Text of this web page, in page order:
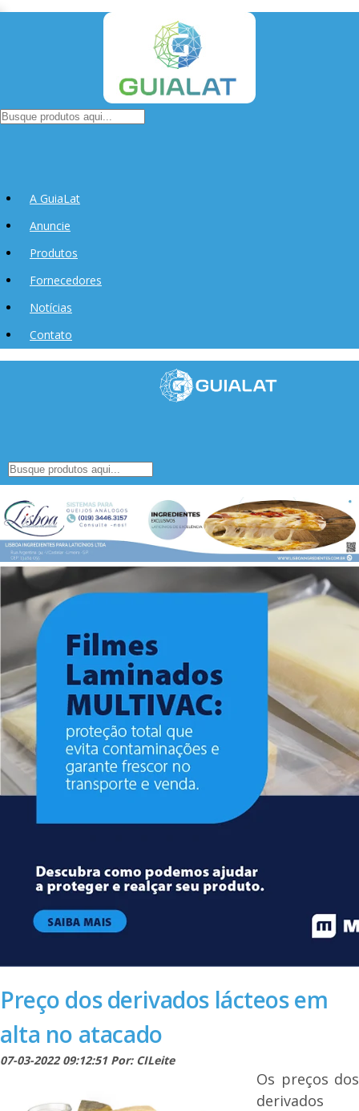
A GuiaLat
Anuncie
Produtos
Fornecedores
Notícias
Contato
Preço dos derivados lácteos em
alta no atacado
07-03-2022 09:12:51 Por: CILeite
Os preços dos
derivados